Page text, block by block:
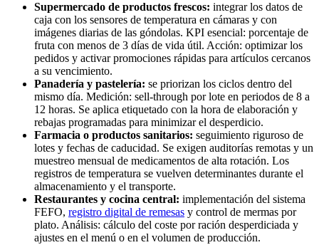
Supermercado de productos frescos: integrar los datos de
caja con los sensores de temperatura en cámaras y con
imágenes diarias de las góndolas. KPI esencial: porcentaje de
fruta con menos de 3 días de vida útil. Acción: optimizar los
pedidos y activar promociones rápidas para artículos cercanos
a su vencimiento.
Panadería y pastelería: se priorizan los ciclos dentro del
mismo día. Medición: sell-through por lote en periodos de 8 a
12 horas. Se aplica etiquetado con la hora de elaboración y
rebajas programadas para minimizar el desperdicio.
Farmacia o productos sanitarios: seguimiento riguroso de
lotes y fechas de caducidad. Se exigen auditorías remotas y un
muestreo mensual de medicamentos de alta rotación. Los
registros de temperatura se vuelven determinantes durante el
almacenamiento y el transporte.
Restaurantes y cocina central: implementación del sistema
FEFO, registro digital de remesas y control de mermas por
plato. Análisis: cálculo del coste por ración desperdiciada y
ajustes en el menú o en el volumen de producción.